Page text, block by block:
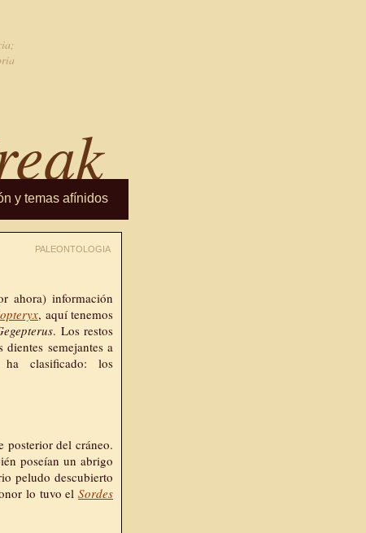
y temas afínidos
PALEONTOLOGIA
ahora) información
, aquí tenemos
. Los restos
semejantes a
clasificado: los
posterior del cráneo.
poseían un abrigo
peludo descubierto
lo tuvo elSordes